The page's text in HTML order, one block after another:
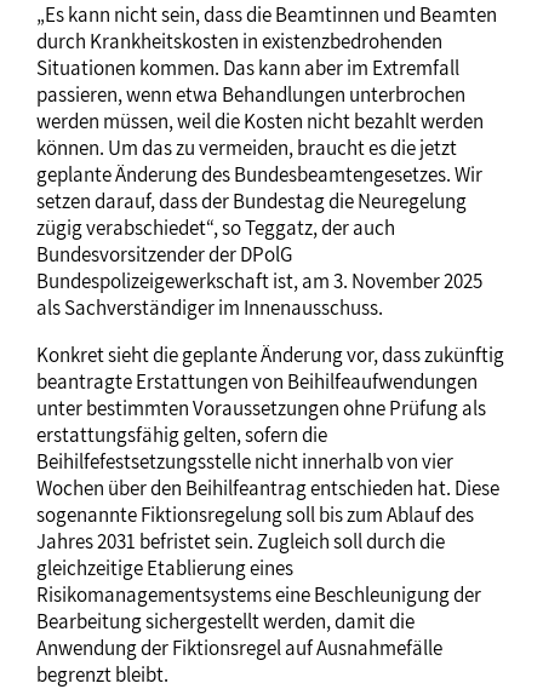
„Es kann nicht sein, dass die Beamtinnen und Beamten
durch Krankheitskosten in existenzbedrohenden
Situationen kommen. Das kann aber im Extremfall
passieren, wenn etwa Behandlungen unterbrochen
werden müssen, weil die Kosten nicht bezahlt werden
können. Um das zu vermeiden, braucht es die jetzt
geplante Änderung des Bundesbeamtengesetzes. Wir
setzen darauf, dass der Bundestag die Neuregelung
zügig verabschiedet“, so Teggatz, der auch
Bundesvorsitzender der DPolG
Bundespolizeigewerkschaft ist, am 3. November 2025
als Sachverständiger im Innenausschuss.
Konkret sieht die geplante Änderung vor, dass zukünftig
beantragte Erstattungen von Beihilfeaufwendungen
unter bestimmten Voraussetzungen ohne Prüfung als
erstattungsfähig gelten, sofern die
Beihilfefestsetzungsstelle nicht innerhalb von vier
Wochen über den Beihilfeantrag entschieden hat. Diese
sogenannte Fiktionsregelung soll bis zum Ablauf des
Jahres 2031 befristet sein. Zugleich soll durch die
gleichzeitige Etablierung eines
Risikomanagementsystems eine Beschleunigung der
Bearbeitung sichergestellt werden, damit die
Anwendung der Fiktionsregel auf Ausnahmefälle
begrenzt bleibt.